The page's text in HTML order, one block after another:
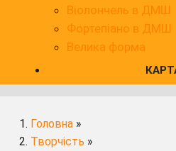
Віолончель в ДМШ
Фортепіано в ДМШ
Велика форма
Головна»
Творчість »